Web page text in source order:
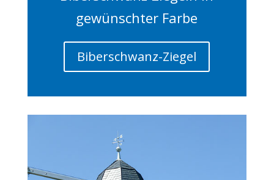
gewünschter Farbe
Biberschwanz-Ziegel